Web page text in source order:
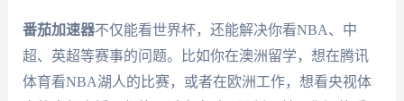
番茄加速器不仅能看世界杯，还能解决你看NBA、中
超、英超等赛事的问题。比如你在澳洲留学，想在腾讯
体育看NBA湖人的比赛，或者在欧洲工作，想看央视体